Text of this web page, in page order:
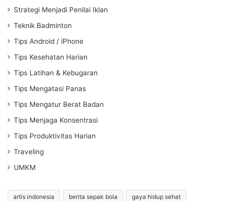
Strategi Menjadi Penilai Iklan
Teknik Badminton
Tips Android / iPhone
Tips Kesehatan Harian
Tips Latihan & Kebugaran
Tips Mengatasi Panas
Tips Mengatur Berat Badan
Tips Menjaga Konsentrasi
Tips Produktivitas Harian
Traveling
UMKM
artis indonesia berita sepak bola gaya hidup sehat